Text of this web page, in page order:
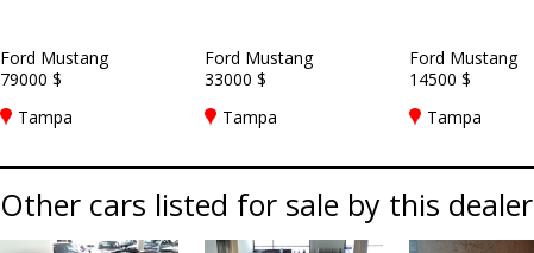
Ford Mustang
79000 $
Tampa
Ford Mustang
33000 $
Tampa
Ford Mustang
14500 $
Tampa
Other cars listed for sale by this dealer